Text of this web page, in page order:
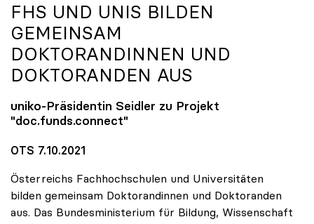
FHS UND UNIS BILDEN
GEMEINSAM
DOKTORANDINNEN UND
DOKTORANDEN AUS
uniko-Präsidentin Seidler zu Projekt
"doc.funds.connect"
OTS 7.10.2021
Österreichs Fachhochschulen und Universitäten
bilden gemeinsam Doktorandinnen und Doktoranden
aus. Das Bundesministerium für Bildung, Wissenschaft